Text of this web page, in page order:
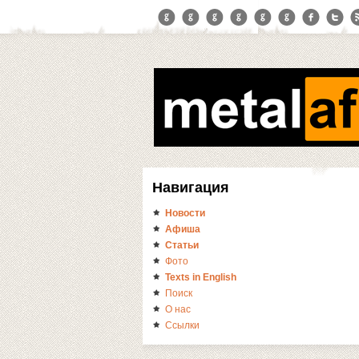
Навигация
Новости
Афиша
Статьи
Фото
Texts in English
Поиск
О нас
Ссылки